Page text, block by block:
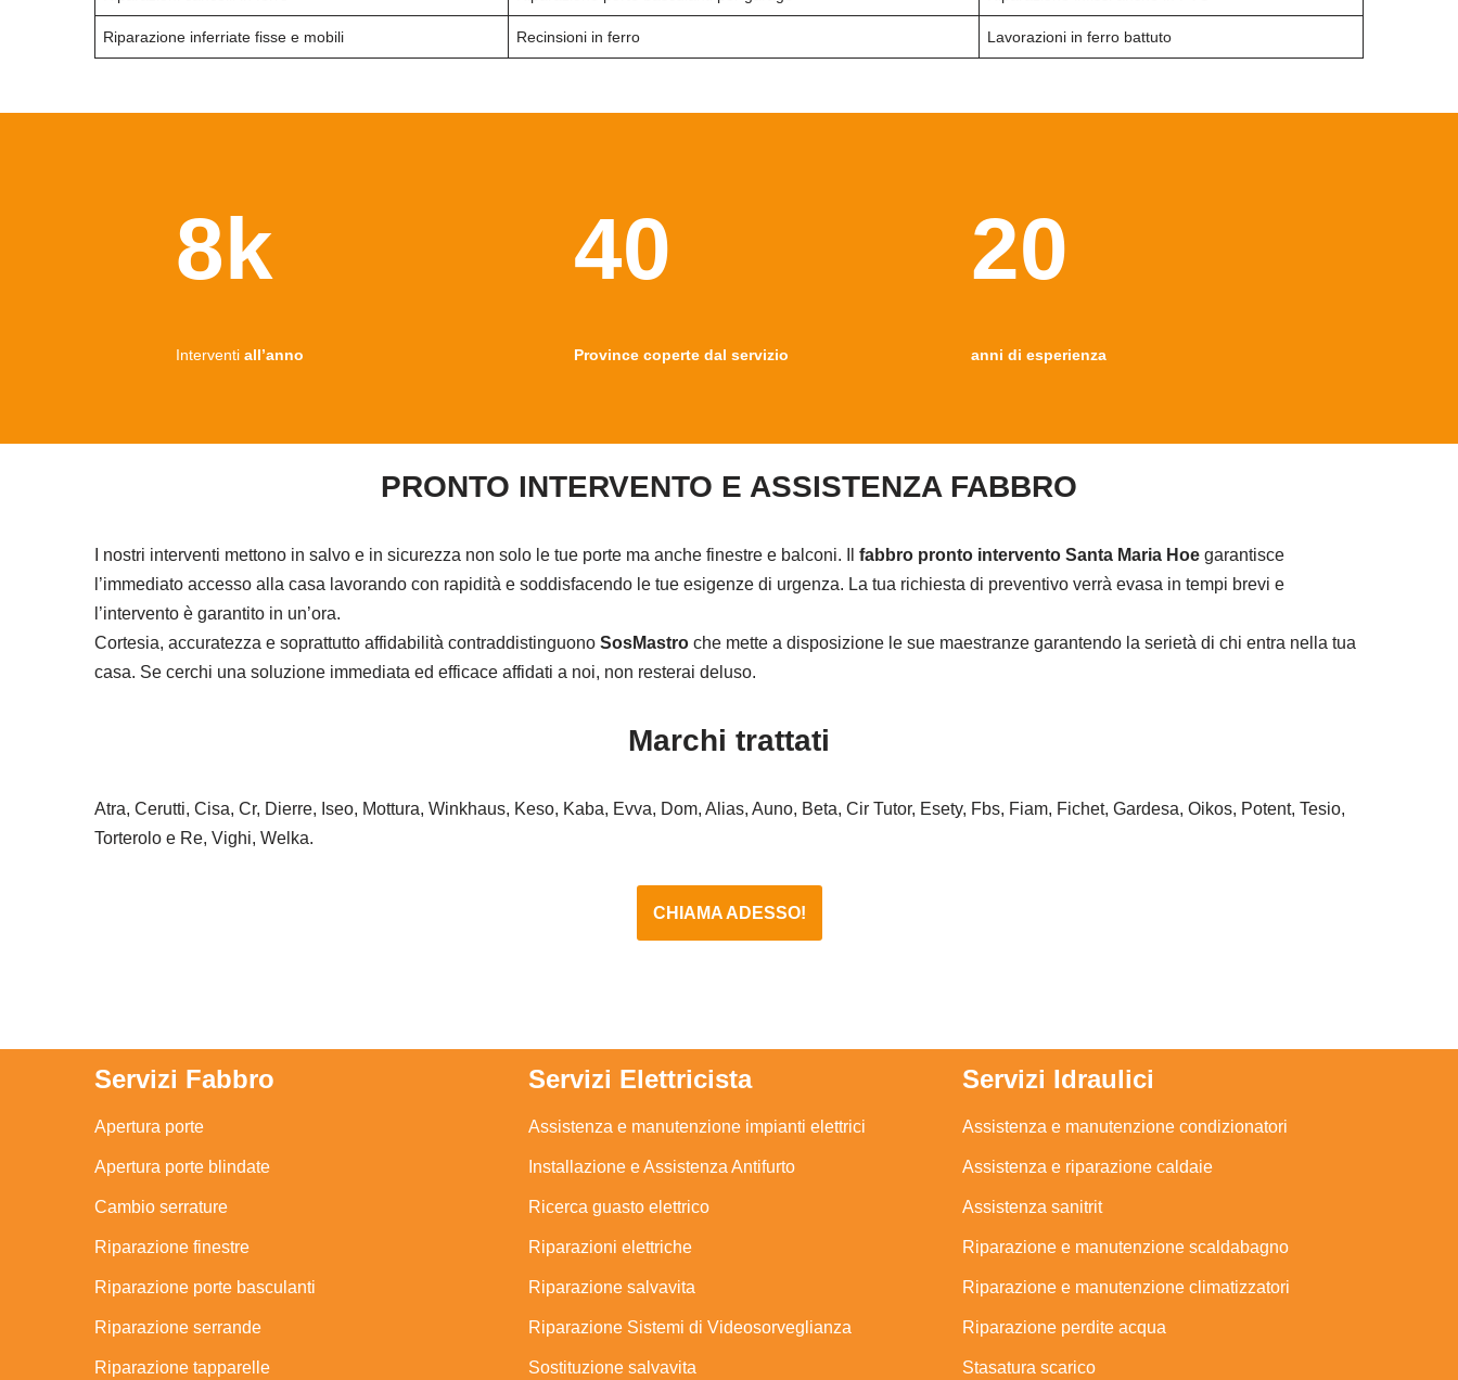
Riparazione inferriate fisse e mobili Recinsioni in ferro Lavorazioni in ferro battuto
8k
Interventi all’anno
40
Province coperte dal servizio
20
anni di esperienza
PRONTO INTERVENTO E ASSISTENZA FABBRO
I nostri interventi mettono in salvo e in sicurezza non solo le tue porte ma anche finestre e balconi. Il fabbro pronto intervento Santa Maria Hoe garantisce
l’immediato accesso alla casa lavorando con rapidità e soddisfacendo le tue esigenze di urgenza. La tua richiesta di preventivo verrà evasa in tempi brevi e
l’intervento è garantito in un’ora.
Cortesia, accuratezza e soprattutto affidabilità contraddistinguono SosMastro che mette a disposizione le sue maestranze garantendo la serietà di chi entra nella tua
casa. Se cerchi una soluzione immediata ed efficace affidati a noi, non resterai deluso.
Marchi trattati
Atra, Cerutti, Cisa, Cr, Dierre, Iseo, Mottura, Winkhaus, Keso, Kaba, Evva, Dom, Alias, Auno, Beta, Cir Tutor, Esety, Fbs, Fiam, Fichet, Gardesa, Oikos, Potent, Tesio,
Torterolo e Re, Vighi, Welka.
CHIAMA ADESSO!
Servizi Fabbro
Apertura porte
Apertura porte blindate
Cambio serrature
Riparazione finestre
Riparazione porte basculanti
Riparazione serrande
Riparazione tapparelle
Servizi Elettricista
Assistenza e manutenzione impianti elettrici
Installazione e Assistenza Antifurto
Ricerca guasto elettrico
Riparazioni elettriche
Riparazione salvavita
Riparazione Sistemi di Videosorveglianza
Sostituzione salvavita
Servizi Idraulici
Assistenza e manutenzione condizionatori
Assistenza e riparazione caldaie
Assistenza sanitrit
Riparazione e manutenzione scaldabagno
Riparazione e manutenzione climatizzatori
Riparazione perdite acqua
Stasatura scarico